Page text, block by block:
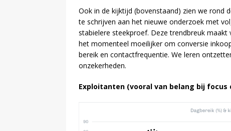
Ook in de kijktijd (bovenstaand) zien we rond
te schrijven aan het nieuwe onderzoek met
stabielere steekproef. Deze trendbreuk
het momenteel moeilijker om conversie
bereik en contactfrequentie. We leren
onzekerheden.
Exploitanten (vooral van belang bij focus